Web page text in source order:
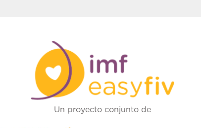
Un proyecto conjunto de